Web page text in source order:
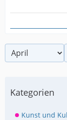
Kategorien
Kunst und